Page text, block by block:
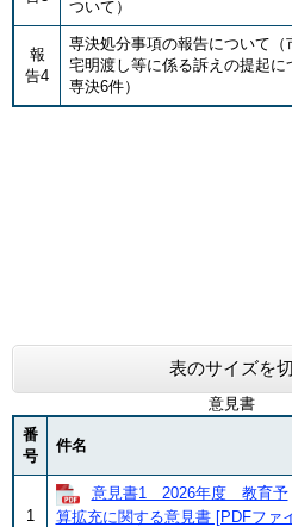
ついて）
報
告4
専決処分事項の報告について（
宅明渡し等に係る訴えの提起に
専決6件）
表のサイズを
意見書
番
号
件名
1
意見書1 2026年度 教育予
算拡充に関する意見書 [PDFファ